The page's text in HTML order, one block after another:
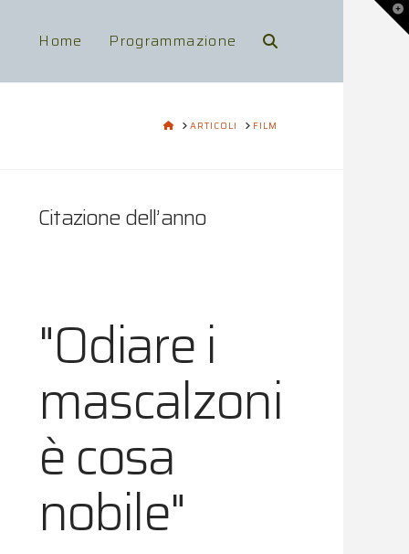
Home Programmazione
HOMEARTICOLI FILM
Citazione dell’anno
"Odiare i
mascalzoni
è cosa
nobile"